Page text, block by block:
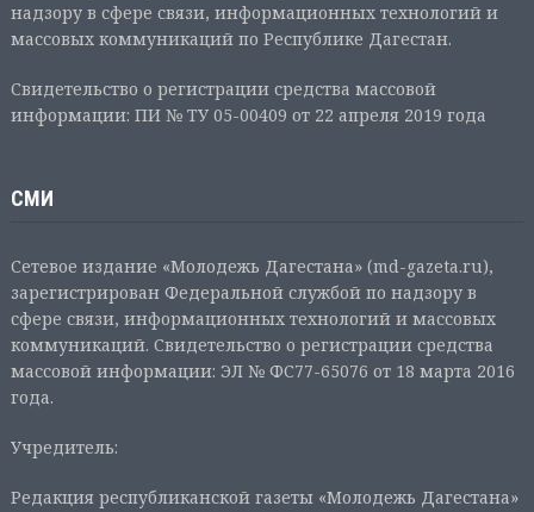
надзору в сфере связи, информационных технологий и
массовых коммуникаций по Республике Дагестан.
Свидетельство о регистрации средства массовой
информации: ПИ № ТУ 05-00409 от 22 апреля 2019 года
СМИ
Сетевое издание «Молодежь Дагестана» (md-gazeta.ru),
зарегистрирован Федеральной службой по надзору в
сфере связи, информационных технологий и массовых
коммуникаций. Свидетельство о регистрации средства
массовой информации: ЭЛ № ФС77-65076 от 18 марта 2016
года.
Учредитель:
Редакция республиканской газеты «Молодежь Дагестана»